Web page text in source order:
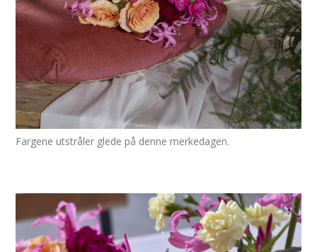
Fargene utstråler glede på denne merkedagen.